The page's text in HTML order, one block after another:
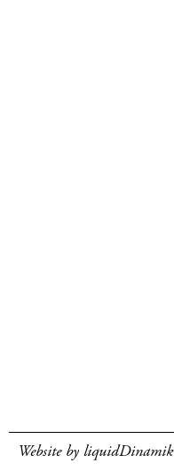
Website by liquidDinamik